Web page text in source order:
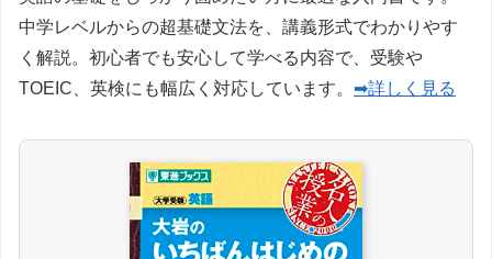
中学レベルからの超基礎文法を、講義形式でわかりやす
く解説。初心者でも安心して学べる内容で、受験や
TOEIC、英検にも幅広く対応しています。 ➡詳しく見る